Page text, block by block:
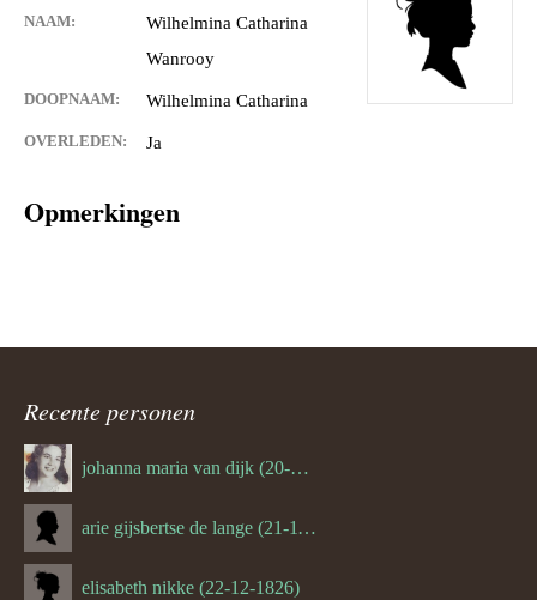
NAAM:
Wilhelmina Catharina
Wanrooy
DOOPNAAM: Wilhelmina Catharina
OVERLEDEN: Ja
Opmerkingen
Recente personen
johanna maria van dijk (20-07-1939)
arie gijsbertse de lange (21-11-1675)
elisabeth nikke (22-12-1826)